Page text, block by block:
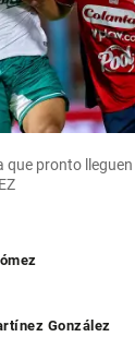
que pronto
González